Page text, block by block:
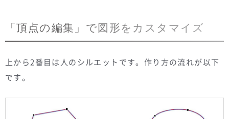
「頂点の編集」で図形をカスタマイズ
上から2番目は人のシルエットです。作り方の流れが以下
です。